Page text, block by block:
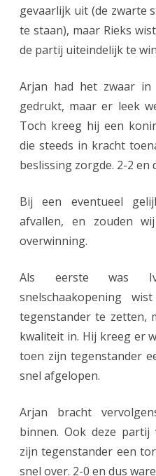
gevaarlijk uit (de zwarte
te staan), maar Rieks
de partij uiteindelijk te
Arjan had het zwaar
gedrukt, maar er leek
Toch kreeg hij een
die steeds in kracht
beslissing zorgde. 2-2 en
Bij een eventueel
afvallen, en zouden
overwinning.
Als eerste was
snelschaakopening
tegenstander te zetten,
kwaliteit in. Hij kreeg er
toen zijn tegenstander
snel afgelopen.
Arjan bracht
binnen. Ook deze
zijn tegenstander een
snel over. 2-0 en dus